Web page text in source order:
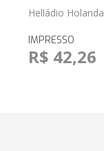
Helládio Holanda
IMPRESSO
R$ 42,26